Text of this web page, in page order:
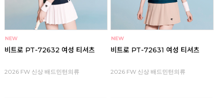
비트로 PT-72632 여성 티셔츠
2026 FW 신상 배드민턴의류
비트로 PT-72631 여성 티셔츠
2026 FW 신상 배드민턴의류